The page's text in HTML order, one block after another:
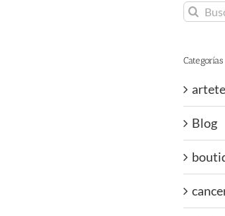
Buscar:
Categorías
Blog